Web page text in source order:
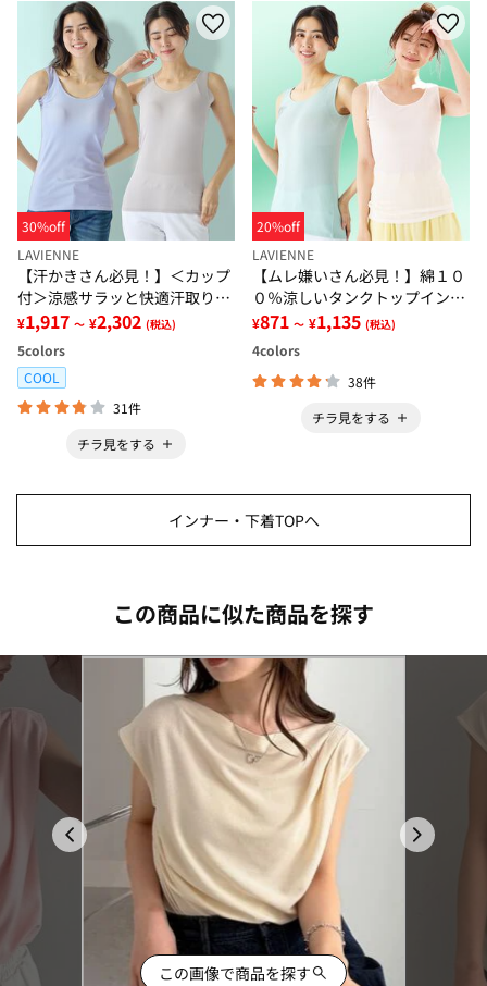
30%off
LAVIENNE
【汗かきさん必見！】＜カップ
付＞涼感サラッと快適汗取りタ
ンクトップインナー＜さらりラ
ボ＞
¥1,917 ～ ¥2,302 (税込)
5colors
COOL
31件
チラ見をする
20%off
LAVIENNE
【ムレ嫌いさん必見！】綿１０
０％涼しいタンクトップインナ
ー＜さらりラボ＞
¥871 ～ ¥1,135 (税込)
4colors
38件
チラ見をする
インナー・下着TOPへ
この商品に似た商品を探す
この画像で商品を探す